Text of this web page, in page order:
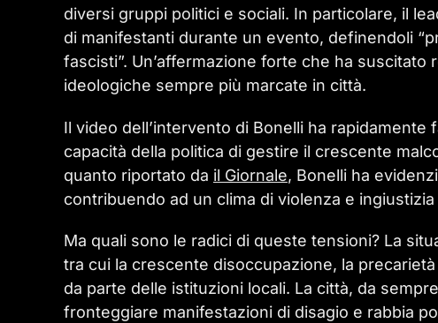
diversi gruppi politici e sociali. In particolare, il
di manifestanti durante un evento, definendoli
fascisti”. Un’affermazione forte che ha
ideologiche sempre più marcate in città.
Il video dell’intervento di Bonelli ha
capacità della politica di gestire il crescente
quanto riportato da il Giornale, Bonelli ha
contribuendo ad un clima di violenza e ingiustizia
Ma quali sono le radici di queste tensioni? La
tra cui la crescente disoccupazione, la
da parte delle istituzioni locali. La città, da
fronteggiare manifestazioni di disagio e rabbia